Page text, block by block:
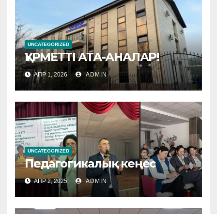
UNCATEGORIZED
ҚҰРМЕТТІ АТА-АНАЛАР!
АПР 1, 2026 ADMIN
UNCATEGORIZED
Педагогикалық кеңес
АПР 2, 2025 ADMIN